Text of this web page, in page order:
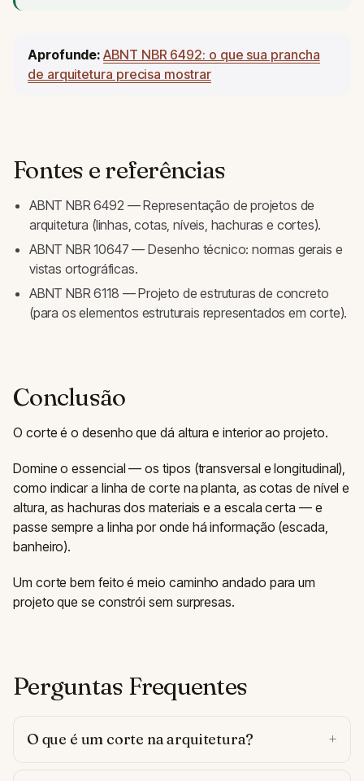
Aprofunde:ABNT NBR 6492: o que sua prancha
de arquitetura precisa mostrar
Fontes e referências
ABNT NBR 6492 — Representação de projetos de
arquitetura (linhas, cotas, níveis, hachuras e cortes).
ABNT NBR 10647 — Desenho técnico: normas gerais e
vistas ortográficas.
ABNT NBR 6118 — Projeto de estruturas de concreto
(para os elementos estruturais representados em corte).
Conclusão
O corte é o desenho que dá altura e interior ao projeto.
Domine o essencial — os tipos (transversal e longitudinal),
como indicar a linha de corte na planta, as cotas de nível e
altura, as hachuras dos materiais e a escala certa — e
passe sempre a linha por onde há informação (escada,
banheiro).
Um corte bem feito é meio caminho andado para um
projeto que se constrói sem surpresas.
Perguntas Frequentes
O que é um corte na arquitetura?